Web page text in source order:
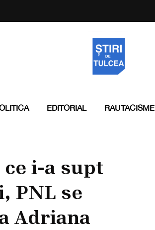
EDITORIAL RAUTACISME
i-a supt
PNL se
Adriana